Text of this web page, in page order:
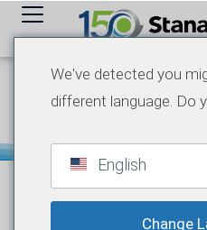
contenido
Nos
We've detected you
different language. Do
English
Change